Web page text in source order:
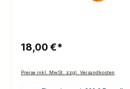
18,00 €*
Preise inkl. MwSt. zzgl. Versandkosten